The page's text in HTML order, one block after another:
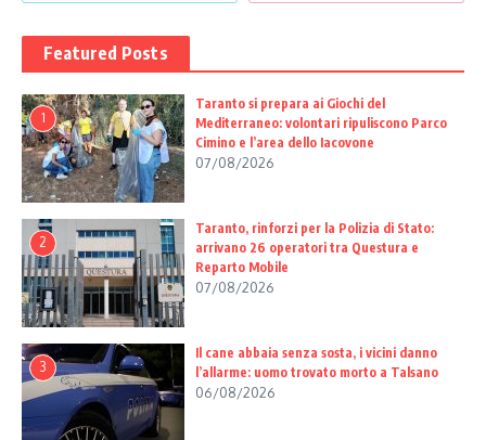
Featured Posts
1
Taranto si prepara ai Giochi del
Mediterraneo: volontari ripuliscono Parco
Cimino e l’area dello Iacovone
07/08/2026
2
Taranto, rinforzi per la Polizia di Stato:
arrivano 26 operatori tra Questura e
Reparto Mobile
07/08/2026
3
Il cane abbaia senza sosta, i vicini danno
l’allarme: uomo trovato morto a Talsano
06/08/2026